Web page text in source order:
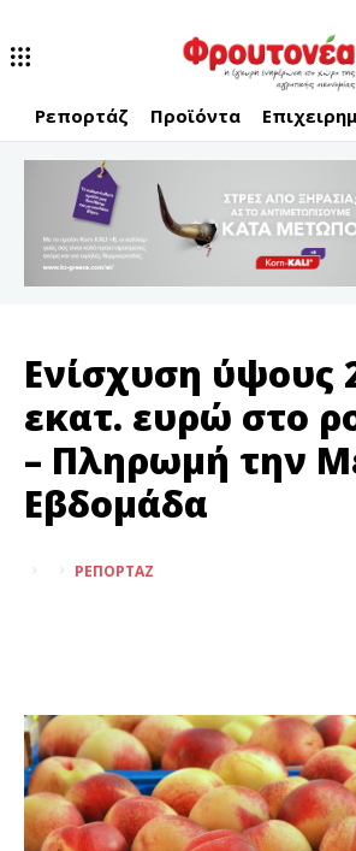
Ρεπορτάζ Προϊόντα
Ενίσχυση ύψους
εκατ. ευρώ στο
– Πληρωμή την
Εβδομάδα
ΡΕΠΟΡΤΆΖ